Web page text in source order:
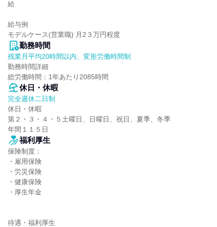
給
給与例
モデルケース(営業職) 月2３万円程度
勤務時間
残業月平均20時間以内、変形労働時間制
勤務時間詳細
総労働時間：1年あたり2085時間
休日・休暇
完全週休二日制
休日・休暇
第２・３・４・５土曜日、日曜日、祝日、夏季、冬季
年間１１５日
福利厚生
保険制度：
・雇用保険
・労災保険
・健康保険
・厚生年金
待遇・福利厚生